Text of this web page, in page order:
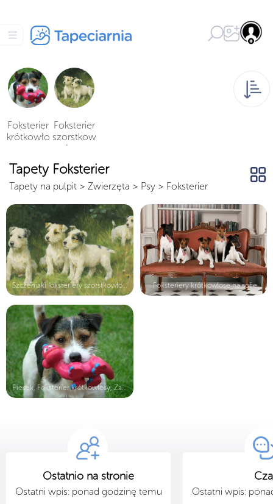
Foksterier
krótkowło
Foksterier
szorstkow
łosy
Tapety Foksterier
Tapety na pulpit > Zwierzęta > Psy > Foksterier
Szczeniaki foksteriery szorstkowłos... Foksteriery krótkowłose na sofie
Piesek, Foksterier krótkowłosy, Zab...
Ostatnio na stronie
Ostatni wpis: ponad godzinę temu Ostatni wpis: